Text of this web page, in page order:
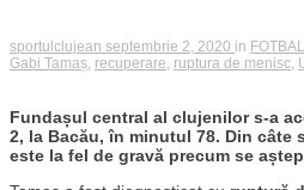
sportulclujean septembrie 2, 2020 in FOTBAL
Gabi Tamaș recuperare ruptura de menisc
Fundașul central al clujenilor s-a
2, la Bacău, în minutul 78. Din câte
este la fel de gravă precum se